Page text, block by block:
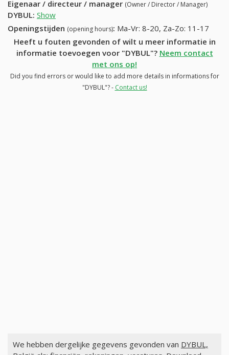
Eigenaar / directeur / manager (Owner / Director / Manager)
DYBUL: Show
Openingstijden (opening hours): Ma-Vr: 8-20, Za-Zo: 11-17
Heeft u fouten gevonden of wilt u meer informatie in
informatie toevoegen voor "DYBUL"? Neem contact
met ons op!
Did you find errors or would like to add more details in informations for
"DYBUL"? - Contact us!
We hebben dergelijke gegevens gevonden van DYBUL,